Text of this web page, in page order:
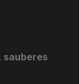
sauberes